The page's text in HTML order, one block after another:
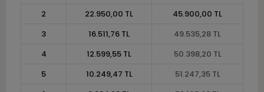
2
22.950,00 TL
45.900,00 TL
3
16.511,76 TL
49.535,28 TL
4
12.599,55 TL
50.398,20 TL
5
10.249,47 TL
51.247,35 TL